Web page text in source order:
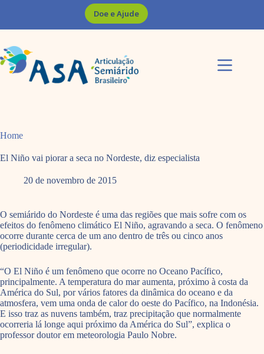
Doe e Ajude
Home
El Niño vai piorar a seca no Nordeste, diz especialista
20 de novembro de 2015
O semiárido do Nordeste é uma das regiões que mais sofre com os
efeitos do fenômeno climático El Niño, agravando a seca. O fenômeno
ocorre durante cerca de um ano dentro de três ou cinco anos
(periodicidade irregular).
“O El Niño é um fenômeno que ocorre no Oceano Pacífico,
principalmente. A temperatura do mar aumenta, próximo à costa da
América do Sul, por vários fatores da dinâmica do oceano e da
atmosfera, vem uma onda de calor do oeste do Pacífico, na Indonésia.
E isso traz as nuvens também, traz precipitação que normalmente
ocorreria lá longe aqui próximo da América do Sul”, explica o
professor doutor em meteorologia Paulo Nobre.